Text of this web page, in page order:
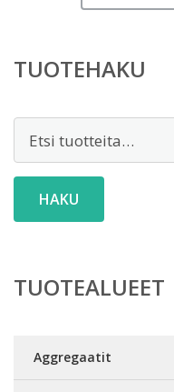
TUOTEHAKU
HAKU
TUOTEALUEET
Aggregaatit